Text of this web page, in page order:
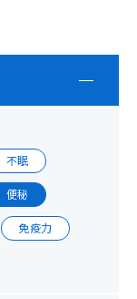
不眠
便秘
免疫力